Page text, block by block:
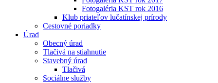
Fotogaléria KST rok 2016
Klub priateľov lučatínskej prírody
Cestovné poriadky
Úrad
Obecný úrad
Tlačivá na stiahnutie
Stavebný úrad
Tlačivá
Sociálne služby